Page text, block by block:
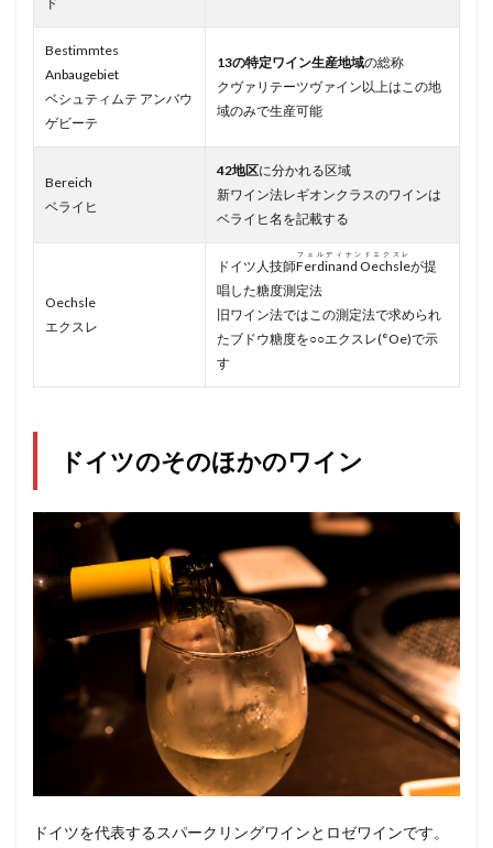
Bestimmtes
Anbaugebiet
ベシュティムテ アンバウ
ゲビーテ
13の特定ワイン生産地域の総称
クヴァリテーツヴァイン以上はこの地
域のみで生産可能
Bereich
ベライヒ
42地区に分かれる区域
新ワイン法レギオンクラスのワインは
ベライヒ名を記載する
Oechsle
エクスレ
ドイツ人技師Ferdinand Oechsle
フェルディナンドエクスレ
が提
唱した糖度測定法
旧ワイン法ではこの測定法で求められ
たブドウ糖度を○○エクスレ(°Oe)で示
す
ドイツのそのほかのワイン
ドイツを代表するスパークリングワインとロゼワインです。